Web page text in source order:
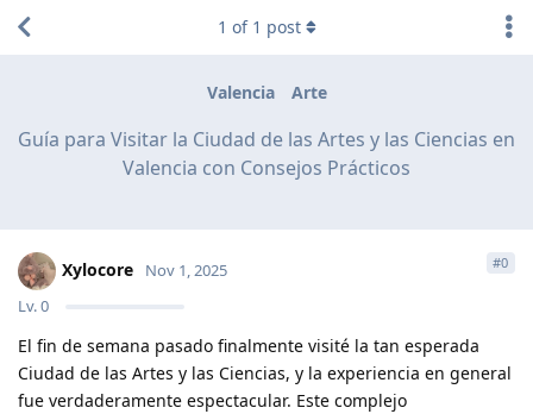
Valencia Arte
Guía para Visitar la Ciudad de las Artes y las Ciencias en
Valencia con Consejos Prácticos
1 of 1 post
Xylocore
Lv.0
Nov 1, 2025 #0
El fin de semana pasado finalmente visité la tan esperada
Ciudad de las Artes y las Ciencias, y la experiencia en general
fue verdaderamente espectacular. Este complejo